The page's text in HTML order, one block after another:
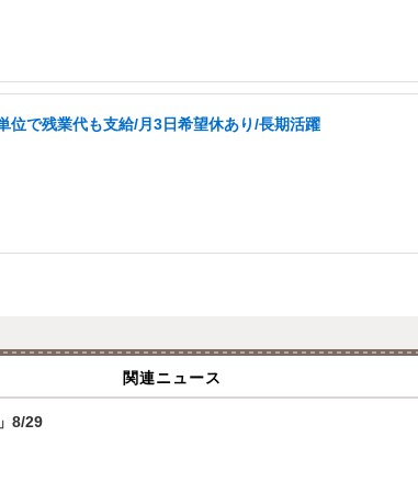
位で残業代も支給/月3日希望休あり/長期活躍
関連ニュース
8/29